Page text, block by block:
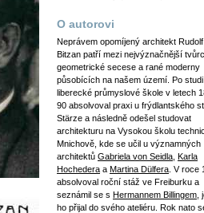
O autorovi
Neprávem opomíjený architekt Rudolf
Bitzan patří mezi nejvýznačnější
geometrické secese a rané moderny
působících na našem území. Po
liberecké průmyslové škole v letech
90 absolvoval praxi u frýdlantského
Stärze a následně odešel studovat
architekturu na Vysokou školu
Mnichově, kde se učil u významných
architektů Gabriela von Seidla Karla
Hochedera a Martina Dülfera . V roce
absolvoval roční stáž ve Freiburku a
seznámil se s Hermannem Billingem
ho přijal do svého ateliéru. Rok nato